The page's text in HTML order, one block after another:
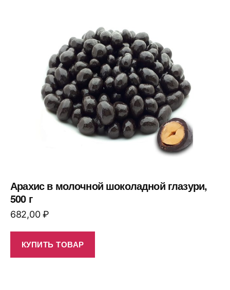
Арахис в молочной шоколадной глазури,
500 г
682,00₽
КУПИТЬ ТОВАР